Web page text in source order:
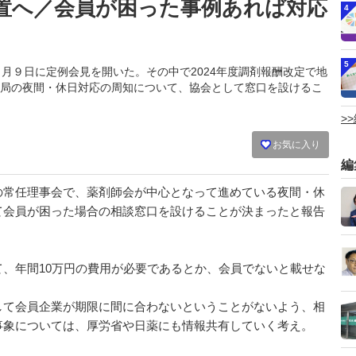
へ／会員が困った事例あれば対応
９日に定例会見を開いた。その中で2024年度調剤報酬改定で地
の夜間・休日対応の周知について、協会として窓口を設けるこ
お気に入り
任理事会で、薬剤師会が中心となって進めている夜間・休
員が困った場合の相談窓口を設けることが決まったと報告
年間10万円の費用が必要であるとか、会員でないと載せな
会員企業が期限に間に合わないということがないよう、相
については、厚労省や日薬にも情報共有していく考え。
4
5
>>
編